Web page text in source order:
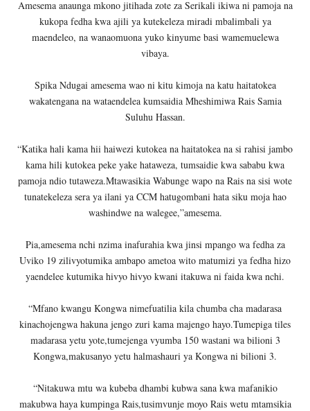
Amesema anaunga mkono jitihada zote za Serikali ikiwa ni pamoja na
kukopa fedha kwa ajili ya kutekeleza miradi mbalimbali ya
maendeleo, na wanaomuona yuko kinyume basi wamemuelewa
vibaya.
Spika Ndugai amesema wao ni kitu kimoja na katu haitatokea
wakatengana na wataendelea kumsaidia Mheshimiwa Rais Samia
Suluhu Hassan.
“Katika hali kama hii haiwezi kutokea na haitatokea na si rahisi jambo
kama hili kutokea peke yake hataweza, tumsaidie kwa sababu kwa
pamoja ndio tutaweza.Mtawasikia Wabunge wapo na Rais na sisi wote
tunatekeleza sera ya ilani ya CCM hatugombani hata siku moja hao
washindwe na walegee,”amesema.
Pia,amesema nchi nzima inafurahia kwa jinsi mpango wa fedha za
Uviko 19 zilivyotumika ambapo ametoa wito matumizi ya fedha hizo
yaendelee kutumika hivyo hivyo kwani itakuwa ni faida kwa nchi.
“Mfano kwangu Kongwa nimefuatilia kila chumba cha madarasa
kinachojengwa hakuna jengo zuri kama majengo hayo.Tumepiga tiles
madarasa yetu yote,tumejenga vyumba 150 wastani wa bilioni 3
Kongwa,makusanyo yetu halmashauri ya Kongwa ni bilioni 3.
“Nitakuwa mtu wa kubeba dhambi kubwa sana kwa mafanikio
makubwa haya kumpinga Rais,tusimvunje moyo Rais wetu mtamsikia